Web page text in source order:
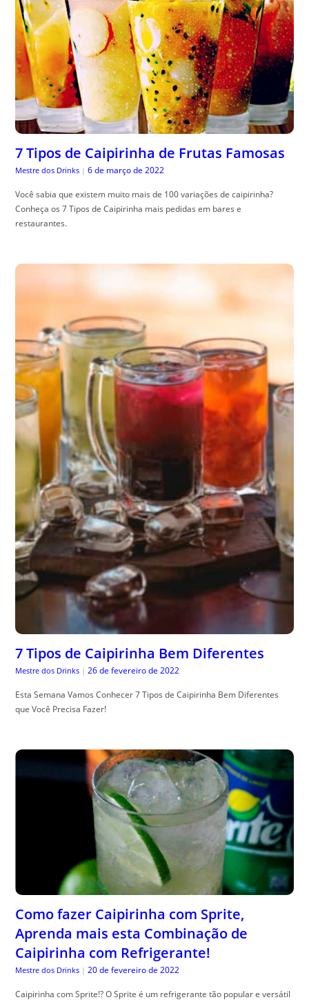
7 Tipos de Caipirinha de Frutas Famosas
Mestre dos Drinks | 6 de março de 2022
Você sabia que existem muito mais de 100 variações de caipirinha?
Conheça os 7 Tipos de Caipirinha mais pedidas em bares e
restaurantes.
7 Tipos de Caipirinha Bem Diferentes
Mestre dos Drinks | 26 de fevereiro de 2022
Esta Semana Vamos Conhecer 7 Tipos de Caipirinha Bem Diferentes
que Você Precisa Fazer!
Como fazer Caipirinha com Sprite,
Aprenda mais esta Combinação de
Caipirinha com Refrigerante!
Mestre dos Drinks | 20 de fevereiro de 2022
Caipirinha com Sprite!? O Sprite é um refrigerante tão popular e versátil